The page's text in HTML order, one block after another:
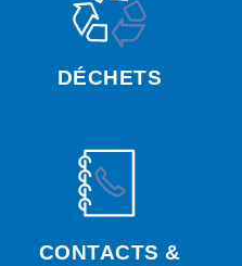
DÉCHETS
CONTACTS &